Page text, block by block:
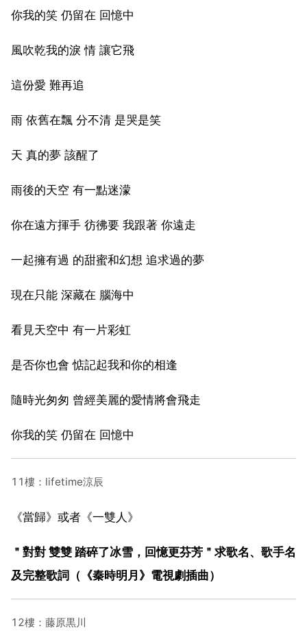
你我的笑 仍留在 回憶中
風吹乾我的淚 情 讓它飛
這份愛 難再追
雨 依舊在飄 分不清 是哭是笑
天 真的夢 該醒了
雨後的天空 有一點迷濛
你在遠方揮手 彷彿要 我跟著 你遠走
一起擁有過 的甜蜜和幻想 追求過的夢
現在只能 深藏在 腦海中
看見天空中 有一片彩虹
是否你也會 惦記起我和你的相逢
隨時光匆匆 曾經美麗的愛情將會飛走
你我的笑 仍留在 回憶中
11樓：lifetime涼辰
《當歸》或者《一雙人》
＂對對 雙雙 踏碎了冰雪，回憶更芬芳＂求歌名、歌手名
及完整歌詞（《秦時明月》電視劇插曲）
12樓：藤原黒川